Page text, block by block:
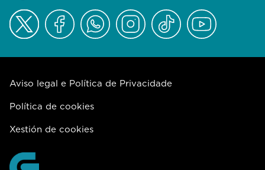
Aviso legal e Política de Privacidade
Política de cookies
Xestión de cookies